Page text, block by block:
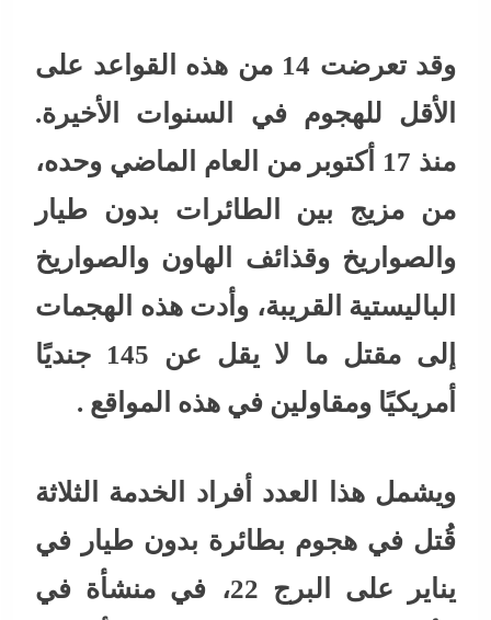
وقد تعرضت 14 من هذه القواعد على
الأقل للهجوم في السنوات الأخيرة.
منذ 17 أكتوبر من العام الماضي وحده،
من مزيج بين الطائرات بدون طيار
والصواريخ وقذائف الهاون والصواريخ
الباليستية القريبة، وأدت هذه الهجمات
إلى مقتل ما لا يقل عن 145 جنديًا
أمريكيًا ومقاولين في هذه المواقع .
ويشمل هذا العدد أفراد الخدمة الثلاثة
قُتل في هجوم بطائرة بدون طيار في
يناير على البرج 22، في منشأة في